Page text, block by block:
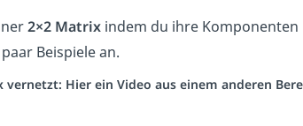
2×2 Matrixindem du ihre Komponenten
Beispiele an.
vernetzt: Hier ein Video aus einem anderen